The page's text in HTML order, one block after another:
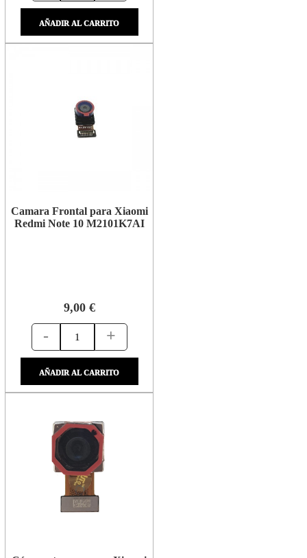
AÑADIR AL CARRITO
Camara Frontal para Xiaomi
Redmi Note 10 M2101K7AI
9,00 €
- +
AÑADIR AL CARRITO